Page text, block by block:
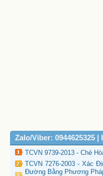
Zalo/Viber: 0944625325
TCVN 9739-2013 - Chè
TCVN 7276-2003 - Xác
Đường Bằng Phương